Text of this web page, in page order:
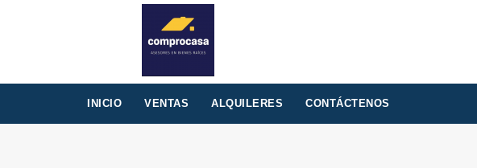
INICIO VENTAS ALQUILERES CONTÁCTENOS